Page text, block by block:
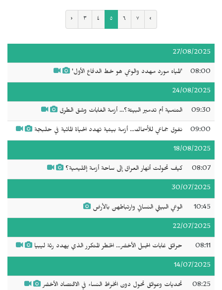
‹ ٣ ٤ ٥ ٦ ٧ ›
27/08/2025
08:00 'المياه مورد مهدد والوعي هو خط الدفاع الأول'
24/08/2025
09:30 التنمية أم تدمير البيئة؟... أزمة الغابات وشق الطرق
09:00 نفوق جماعي للأسماك... أزمة بيئية تهدد الحياة المائية في حلبجة
18/08/2025
08:07 كيف تحولت أنهار العراق إلى ساحة أزمة إقليمية؟
30/07/2025
10:45 الوعي البيئي النسائي وارتباطهن بالأرض
22/07/2025
08:11 حرائق غابات الجبل الأخضر... الخطر المتكرر الذي يهدد رئة ليبيا
14/07/2025
08:25 تحديات وعوائق تحول دون انخراط النساء في الاقتصاد الأخضر